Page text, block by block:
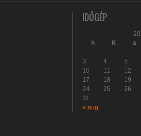
IDŐGÉP
h
K s
3
4 5
10
11 12
17
18 19
24
25 26
31
« aug